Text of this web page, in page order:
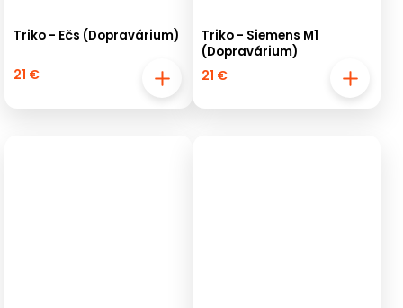
Triko - Ečs (Dopravárium)
21 €
Triko - Siemens M1
(Dopravárium)
21 €